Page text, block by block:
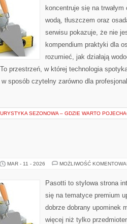
koncentruje się na trwałym
wodą, tłuszczem oraz
serwisu pokazuje, że nie
kompendium praktyki dla
rozumieć, jak działają
przestrzeń, w której technologia
sposób czytelny zarówno dla
SEZONOWA – GDZIE WARTO
MAR - 11 - 2026 MOŻLIWOŚĆ
Pasotti to stylowa strona
się na tematyce premium
dobrze dobrany upominek
więcej niż tylko